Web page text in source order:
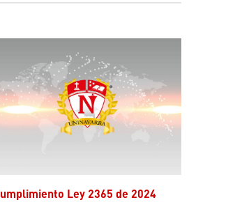
Cumplimiento Ley 2365 de 2024